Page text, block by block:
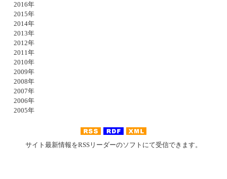
2016年
2015年
2014年
2013年
2012年
2011年
2010年
2009年
2008年
2007年
2006年
2005年
サイト最新情報をRSSリーダーのソフトにて受信できます。